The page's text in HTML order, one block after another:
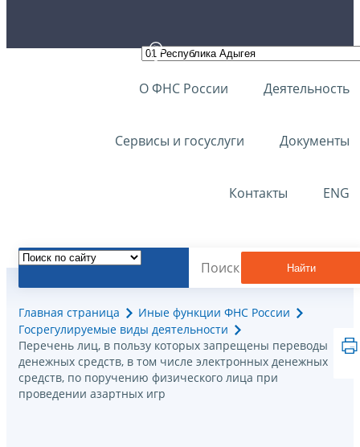
О ФНС России Деятельность
Сервисы и госуслуги Документы
Контакты ENG
Найти
Главная страница
Иные функции ФНС России
Госрегулируемые виды деятельности
Перечень лиц, в пользу которых запрещены переводы
денежных средств, в том числе электронных денежных
средств, по поручению физического лица при
проведении азартных игр